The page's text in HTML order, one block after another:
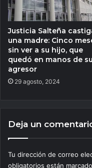
Justicia Salteña
una madre: Cinco
sin ver a su hijo, que
quedó en manos de su
agresor
29 agosto, 2024
Deja un
Tu dirección de correo
obligatorios están